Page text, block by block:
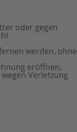
oder gegen
werden, ohne
eröffnen,
Verletzung